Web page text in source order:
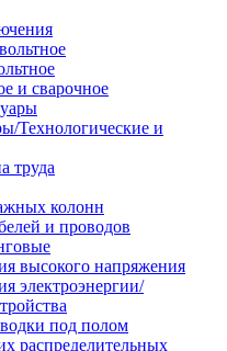
и сварочное
Технологические и
труда
колонн
и проводов
высокого напряжения
электроэнергии/
под полом
распределительных